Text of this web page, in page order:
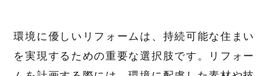
環境に優しいリフォームは、持続可能な住まい
を実現するための重要な選択肢です。リフォー